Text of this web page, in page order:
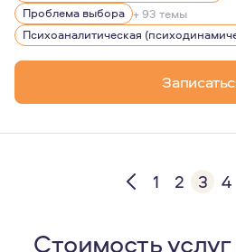
Сертифицированный TFP-
Член ISTFP International
Асс.член МПА Московской
Кандидат ОПП-EFPP
Кандидат EGATIN European
Проблема выбора + 93 темы
Психоаналитическая
1 2 3 4
Стоимость